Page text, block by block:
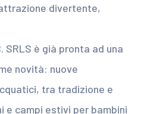
divertente,
SRLS è già pronta ad una
novità: nuove
tra tradizione e
e campi estivi per bambini